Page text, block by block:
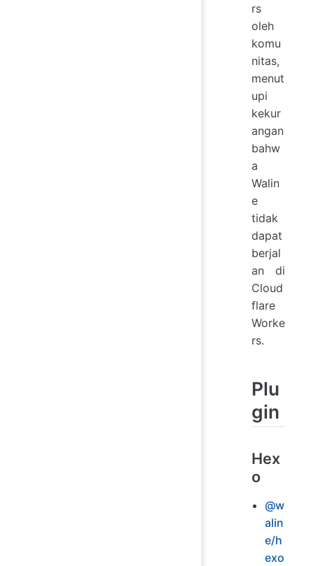
rs
oleh
komu
nitas,
menut
upi
kekur
angan
bahw
a
Walin
e
tidak
dapat
berjal
an di
Cloud
flare
Worke
rs.
Plu
gin
Hex
o
@w
alin
e/h
exo